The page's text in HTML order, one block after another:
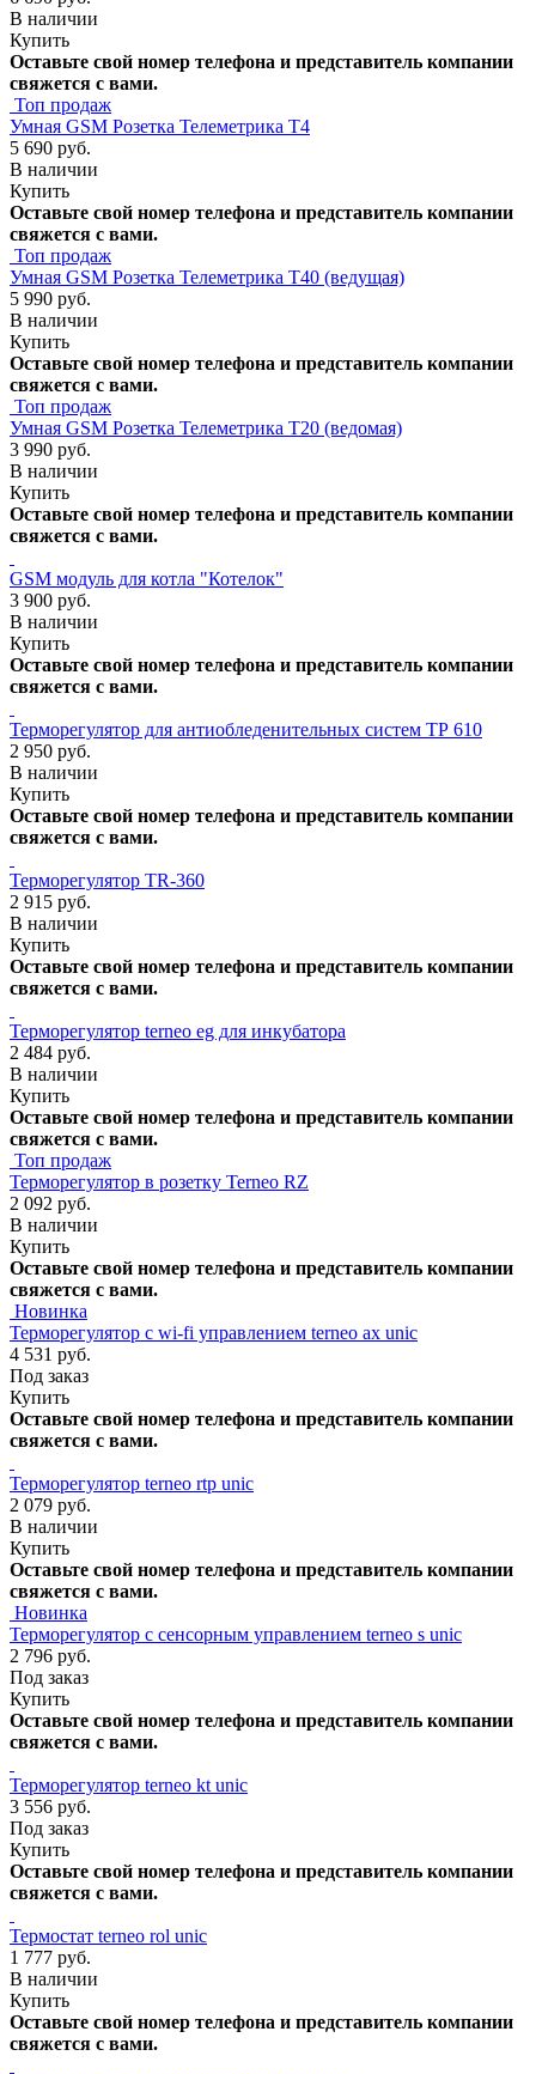
В наличии
Купить
Оставьте свой номер телефона и представитель компании
свяжется с вами.
Топ продаж
Умная GSM Розетка Телеметрика Т4
5 690 руб.
В наличии
Купить
Оставьте свой номер телефона и представитель компании
свяжется с вами.
Топ продаж
Умная GSM Розетка Телеметрика Т40 (ведущая)
5 990 руб.
В наличии
Купить
Оставьте свой номер телефона и представитель компании
свяжется с вами.
Топ продаж
Умная GSM Розетка Телеметрика Т20 (ведомая)
3 990 руб.
В наличии
Купить
Оставьте свой номер телефона и представитель компании
свяжется с вами.
GSM модуль для котла "Котелок"
3 900 руб.
В наличии
Купить
Оставьте свой номер телефона и представитель компании
свяжется с вами.
Терморегулятор для антиобледенительных систем ТР 610
2 950 руб.
В наличии
Купить
Оставьте свой номер телефона и представитель компании
свяжется с вами.
Терморегулятор TR-360
2 915 руб.
В наличии
Купить
Оставьте свой номер телефона и представитель компании
свяжется с вами.
Терморегулятор terneo eg для инкубатора
2 484 руб.
В наличии
Купить
Оставьте свой номер телефона и представитель компании
свяжется с вами.
Топ продаж
Терморегулятор в розетку Terneo RZ
2 092 руб.
В наличии
Купить
Оставьте свой номер телефона и представитель компании
свяжется с вами.
Новинка
Терморегулятор с wi-fi управлением terneo ax unic
4 531 руб.
Под заказ
Купить
Оставьте свой номер телефона и представитель компании
свяжется с вами.
Терморегулятор terneo rtp unic
2 079 руб.
В наличии
Купить
Оставьте свой номер телефона и представитель компании
свяжется с вами.
Новинка
Терморегулятор с сенсорным управлением terneo s unic
2 796 руб.
Под заказ
Купить
Оставьте свой номер телефона и представитель компании
свяжется с вами.
Терморегулятор terneo kt unic
3 556 руб.
Под заказ
Купить
Оставьте свой номер телефона и представитель компании
свяжется с вами.
Термостат terneo rol unic
1 777 руб.
В наличии
Купить
Оставьте свой номер телефона и представитель компании
свяжется с вами.